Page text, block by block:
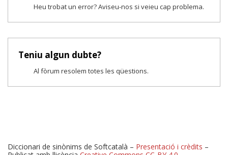
Heu trobat un error? Aviseu-nos si veieu cap problema.
Teniu algun dubte?
Al fòrum resolem totes les qüestions.
Diccionari de sinònims de Softcatalà – Presentació i crèdits –